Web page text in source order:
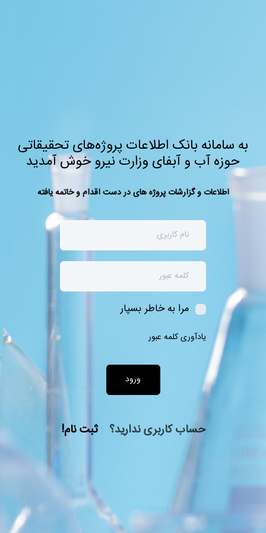
به سامانه بانک اطلاعات پروژه‌های تحقیقاتی
حوزه آب و آبفای وزارت نیرو خوش آمدید
اطلاعات و گزارشات پروژه های در دست اقدام و خاتمه یافته
مرا به خاطر بسپار
یادآوری کلمه عبور
ورود
حساب کاربری ندارید؟ ثبت نام!